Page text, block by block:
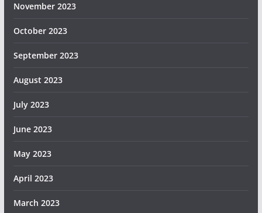
November 2023
October 2023
September 2023
August 2023
July 2023
June 2023
May 2023
April 2023
March 2023